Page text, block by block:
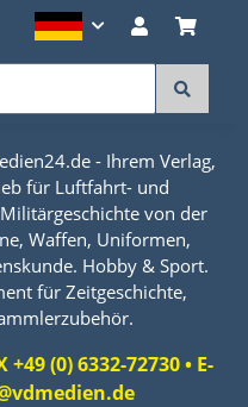
edien24.de - Ihrem Verlag,
für Luftfahrt- und
von der
Waffen, Uniformen,
Hobby & Sport.
für Zeitgeschichte,
+49 (0) 6332-72730 • E-